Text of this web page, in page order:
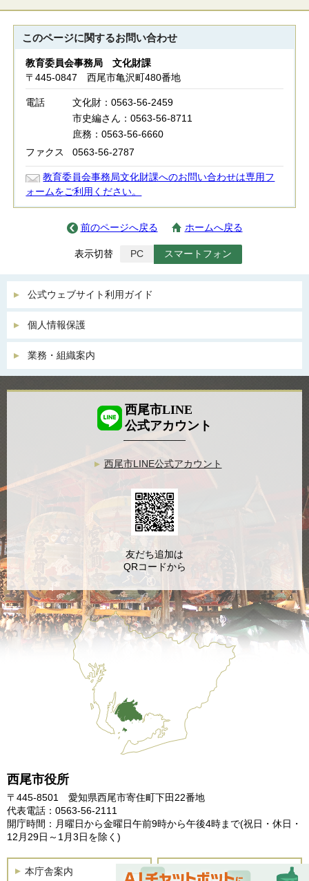
このページに関するお問い合わせ
教育委員会事務局 文化財課
〒445-0847 西尾市亀沢町480番地
電話
文化財：0563-56-2459
市史編さん：0563-56-8711
庶務：0563-56-6660
ファクス
0563-56-2787
教育委員会事務局文化財課へのお問い合わせは専用フ
ォームをご利用ください。
前のページへ戻る ホームへ戻る
表示切替 PC スマートフォン
公式ウェブサイト利用ガイド
個人情報保護
業務・組織案内
西尾市役所
〒445-8501 愛知県西尾市寄住町下田22番地
代表電話：0563-56-2111
開庁時間：月曜日から金曜日午前9時から午後4時まで(祝日・休日・
12月29日～1月3日を除く)
本庁舎案内 土曜開庁
西尾市LINE
公式アカウント
西尾市LINE公式アカウント
友だち追加は
QRコードから